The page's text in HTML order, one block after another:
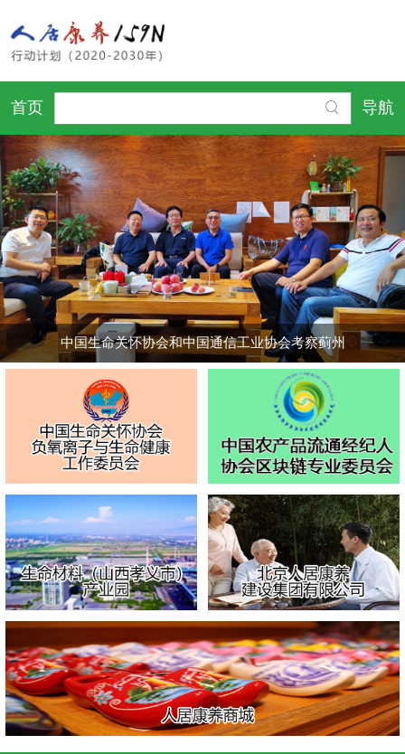
首页 导航
中国生命关怀协会和中国通信工业协会考察蓟州